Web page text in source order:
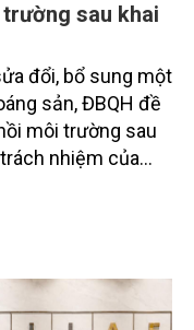
sau khai
đổi, bổ sung một
sản, ĐBQH đề
môi trường sau
nhiệm của